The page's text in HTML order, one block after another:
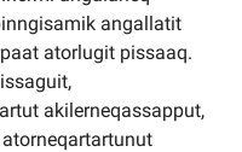
angallatit
atorlugit pissaaq.
akilerneqassapput,